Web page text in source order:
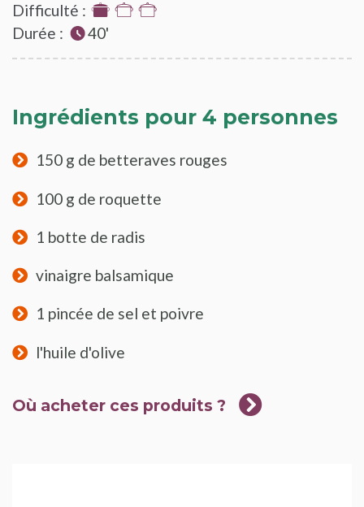
Difficulté : 1
sur
3
Durée : 40'
Ingrédients pour 4 personnes
150 g de betteraves rouges
100 g de roquette
1 botte de radis
vinaigre balsamique
1 pincée de sel et poivre
l'huile d'olive
Où acheter ces produits ?